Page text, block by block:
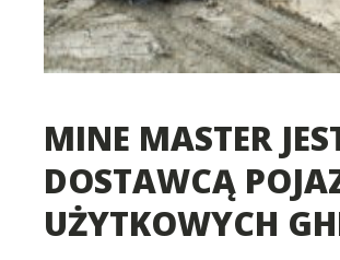
MINE MASTER
DOSTAWCĄ
UŻYTKOWYCH